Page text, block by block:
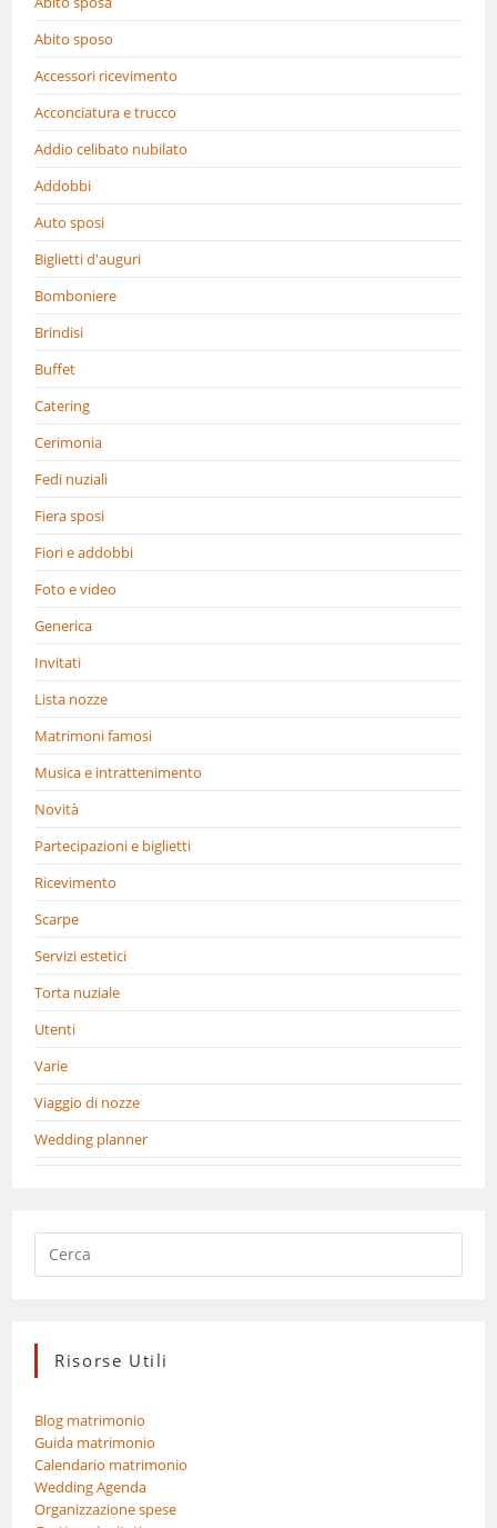
Abito sposo
Accessori ricevimento
Acconciatura e trucco
Addio celibato nubilato
Addobbi
Auto sposi
Biglietti d'auguri
Bomboniere
Brindisi
Buffet
Catering
Cerimonia
Fedi nuziali
Fiera sposi
Fiori e addobbi
Foto e video
Generica
Invitati
Lista nozze
Matrimoni famosi
Musica e intrattenimento
Novità
Partecipazioni e biglietti
Ricevimento
Scarpe
Servizi estetici
Torta nuziale
Utenti
Varie
Viaggio di nozze
Wedding planner
Risorse Utili
Blog matrimonio
Guida matrimonio
Calendario matrimonio
Wedding Agenda
Organizzazione spese